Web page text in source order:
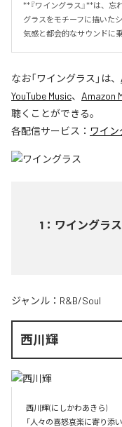
**『ワイングラス』**は、
グラスをモチーフに描いた
気感と都会的なサウンドに
なお「ワイングラス 」は、
YouTube Music、 Amazon
聴くことができる。
各配信サービス： ワイン
1 ： ワイングラス
ジャンル： R&B/Soul
西川輝
西川輝(にしかわあきら)
「人々の喜怒哀楽に寄り添